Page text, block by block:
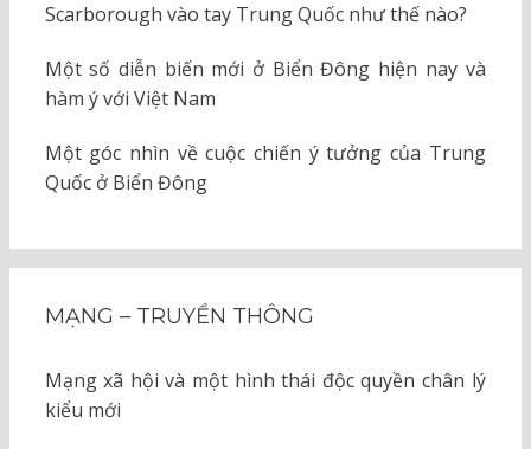
Scarborough vào tay Trung Quốc như thế nào?
Một số diễn biến mới ở Biển Đông hiện nay và
hàm ý với Việt Nam
Một góc nhìn về cuộc chiến ý tưởng của Trung
Quốc ở Biển Đông
MẠNG – TRUYỀN THÔNG
Mạng xã hội và một hình thái độc quyền chân lý
kiểu mới